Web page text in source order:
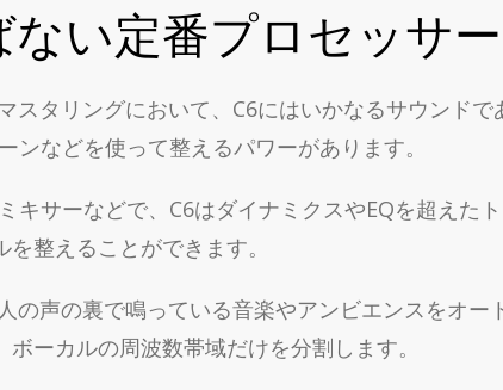
い定番プロセッサー
スタリングにおいて、C6にはいかなるサウンド
ンなどを使って整えるパワーがあります。
キサーなどで、C6はダイナミクスやEQを超えた
整えることができます。
の声の裏で鳴っている音楽やアンビエンスをオ
ーカルの周波数帯域だけを分割します。